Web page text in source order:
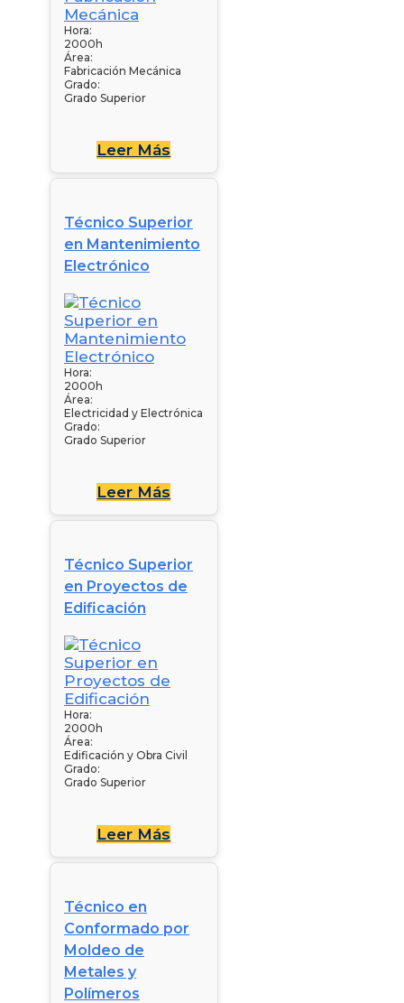
Hora:
2000h
Área:
Fabricación Mecánica
Grado:
Grado Superior
Leer Más
Técnico Superior
en Mantenimiento
Electrónico
Hora:
2000h
Área:
Electricidad y Electrónica
Grado:
Grado Superior
Leer Más
Técnico Superior
en Proyectos de
Edificación
Hora:
2000h
Área:
Edificación y Obra Civil
Grado:
Grado Superior
Leer Más
Técnico en
Conformado por
Moldeo de
Metales y
Polímeros